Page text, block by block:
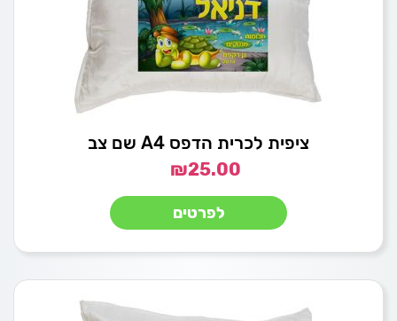
ציפית לכרית הדפס A4 שם צב
₪25.00
לפרטים